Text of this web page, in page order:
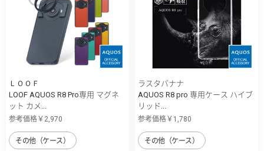
ＬＯＯＦ
LOOF AQUOS R8 Pro専用 マグネ
ット カメ...
参考価格￥2,970
その他（ケース）
ラスタバナナ
AQUOS R8 pro 専用ケース ハイブ
リッド...
参考価格￥1,780
その他（ケース）